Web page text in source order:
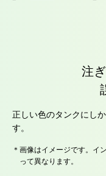
注
正しい色のタンクにし
す。
＊画像はイメージです。イ
って異なります。